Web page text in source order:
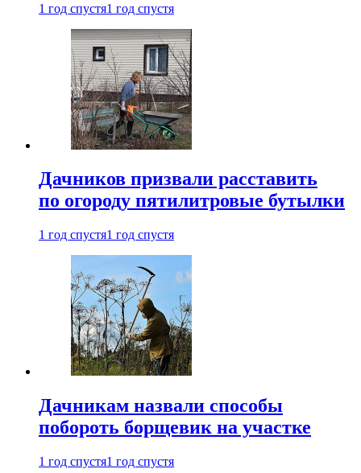
1 год спустя1 год спустя
Дачников призвали расставить
по огороду пятилитровые бутылки
1 год спустя1 год спустя
Дачникам назвали способы
побороть борщевик на участке
1 год спустя1 год спустя